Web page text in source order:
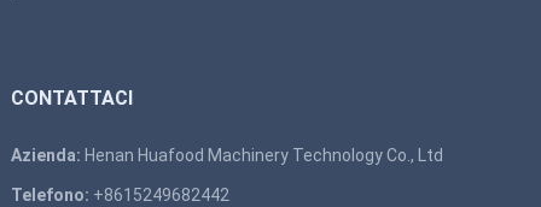
CONTATTACI
Azienda: Henan Huafood Machinery Technology Co., Ltd
Telefono: +8615249682442